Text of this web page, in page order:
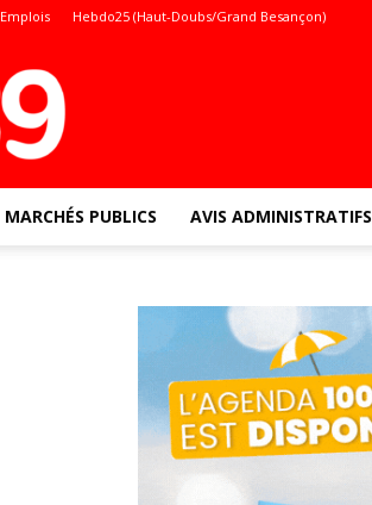
Emplois Hebdo25 (Haut-Doubs/Grand Besançon)
MARCHÉS PUBLICS AVIS ADMINISTRATIFS